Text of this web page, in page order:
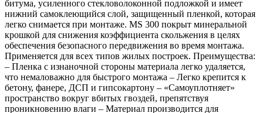
битума, усиленного стекловолоконной подложкой и имеет
нижний самоклеющийся слой, защищенный пленкой, которая
легко снимается при монтаже. MS 300 покрыт минеральной
крошкой для снижения коэффициента скольжения в целях
обеспечения безопасного передвижения во время монтажа.
Применяется для всех типов жилых построек. Преимущества:
– Пленка с изнаночной стороны материала легко удаляется,
что немаловажно для быстрого монтажа – Легко крепится к
бетону, фанере, ДСП и гипсокартону – «Самоуплотняет»
пространство вокруг вбитых гвоздей, препятствуя
проникновению влаги – Материал производится для